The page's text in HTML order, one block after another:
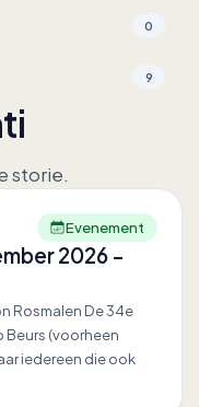
0
9
storie.
Evenement
2026 -
Rosmalen De 34e
Beurs (voorheen
iedereen die ook